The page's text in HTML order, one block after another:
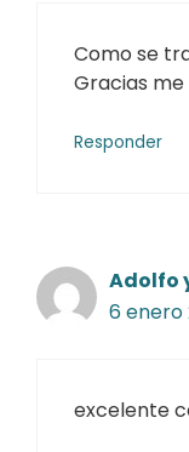
Como se
Gracias
Responder
Adolfo
6 enero
excelente